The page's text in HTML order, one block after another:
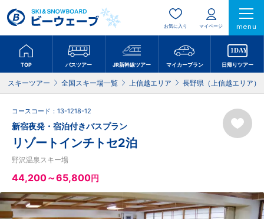
お気に入り マイページ menu
TOP バスツアー JR新幹線ツアー マイカープラン 日帰りツアー
スキーツアー 全国スキー場一覧 上信越エリア 長野県（上信越エリア）
コースコード：13-1218-12
新宿夜発・宿泊付きバスプラン
リゾートインチトセ2泊
野沢温泉スキー場
44,200～65,800円